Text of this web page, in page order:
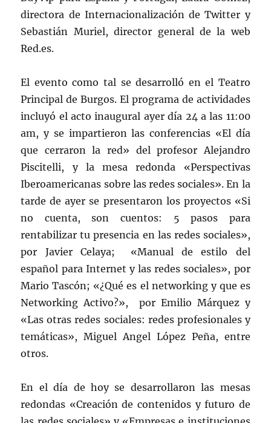
directora de Internacionalización de Twitter y
Sebastián Muriel, director general de la web
Red.es.
El evento como tal se desarrolló en el Teatro
Principal de Burgos. El programa de actividades
incluyó el acto inaugural ayer día 24 a las 11:00
am, y se impartieron las conferencias «El día
que cerraron la red» del profesor Alejandro
Piscitelli, y la mesa redonda «Perspectivas
Iberoamericanas sobre las redes sociales». En la
tarde de ayer se presentaron los proyectos «Si
no cuenta, son cuentos: 5 pasos para
rentabilizar tu presencia en las redes sociales»,
por Javier Celaya; «Manual de estilo del
español para Internet y las redes sociales», por
Mario Tascón; «¿Qué es el networking y que es
Networking Activo?», por Emilio Márquez y
«Las otras redes sociales: redes profesionales y
temáticas», Miguel Angel López Peña, entre
otros.
En el día de hoy se desarrollaron las mesas
redondas «Creación de contenidos y futuro de